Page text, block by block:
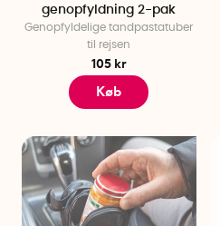
genopfyldning 2-pak
Genopfyldelige tandpastatuber
til rejsen
105 kr
Køb